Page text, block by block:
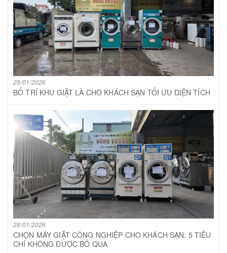
29/01/2026
BỐ TRÍ KHU GIẶT LÀ CHO KHÁCH SẠN TỐI ƯU DIỆN TÍCH
28/01/2026
CHỌN MÁY GIẶT CÔNG NGHIỆP CHO KHÁCH SẠN: 5 TIÊU
CHÍ KHÔNG ĐƯỢC BỎ QUA